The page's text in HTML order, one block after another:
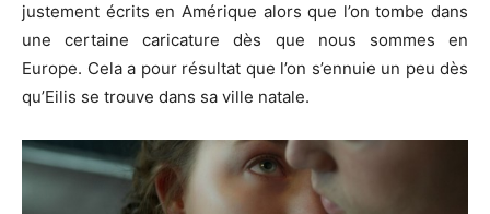
justement écrits en Amérique alors que l’on tombe dans
une certaine caricature dès que nous sommes en
Europe. Cela a pour résultat que l’on s’ennuie un peu dès
qu’Eilis se trouve dans sa ville natale.